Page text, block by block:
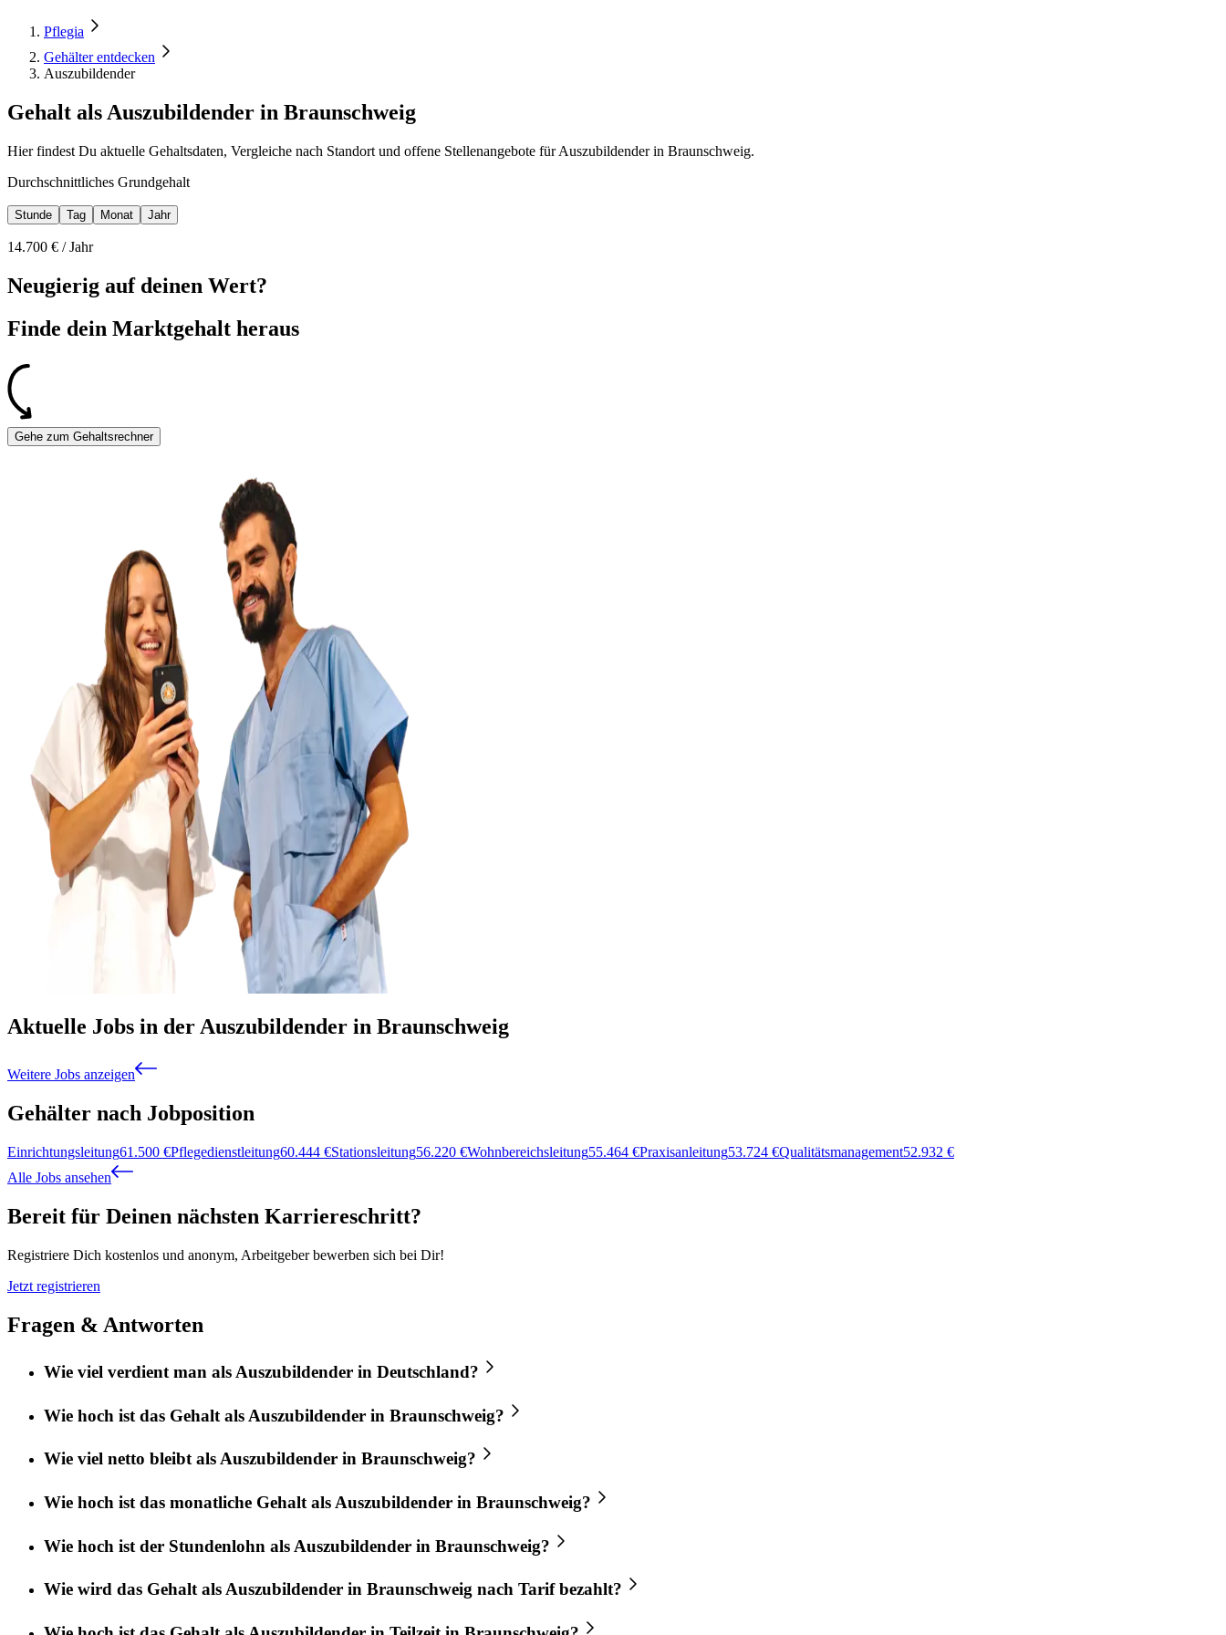
Pflegia
Gehälter entdecken
Auszubildender
Gehalt als Auszubildender in Braunschweig
Hier findest Du aktuelle Gehaltsdaten, Vergleiche nach Standort und offene Stellenangebote für Auszubildender in Braunschweig.
Durchschnittliches Grundgehalt
Stunde Tag Monat Jahr
14.700 € /Jahr
Neugierig auf deinen Wert?
Finde dein Marktgehalt heraus
Gehe zum Gehaltsrechner
Aktuelle Jobs in der Auszubildender in Braunschweig
Weitere Jobs anzeigen
Gehälter nach Jobposition
Einrichtungsleitung61.500 €Pflegedienstleitung60.444 €Stationsleitung56.220 €Wohnbereichsleitung55.464 €Praxisanleitung53.724 €Qualitätsmanagement52.932 €
Alle Jobs ansehen
Bereit für Deinen nächsten Karriereschritt?
Registriere Dich kostenlos und anonym, Arbeitgeber bewerben sich bei Dir!
Jetzt registrieren
Fragen & Antworten
Wie viel verdient man als Auszubildender in Deutschland?
Wie hoch ist das Gehalt als Auszubildender in Braunschweig?
Wie viel netto bleibt als Auszubildender in Braunschweig?
Wie hoch ist das monatliche Gehalt als Auszubildender in Braunschweig?
Wie hoch ist der Stundenlohn als Auszubildender in Braunschweig?
Wie wird das Gehalt als Auszubildender in Braunschweig nach Tarif bezahlt?